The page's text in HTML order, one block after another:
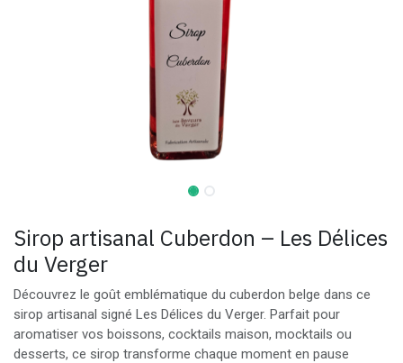
Sirop artisanal Cuberdon – Les Délices
du Verger
Découvrez le goût emblématique du cuberdon belge dans ce
sirop artisanal signé Les Délices du Verger. Parfait pour
aromatiser vos boissons, cocktails maison, mocktails ou
desserts, ce sirop transforme chaque moment en pause